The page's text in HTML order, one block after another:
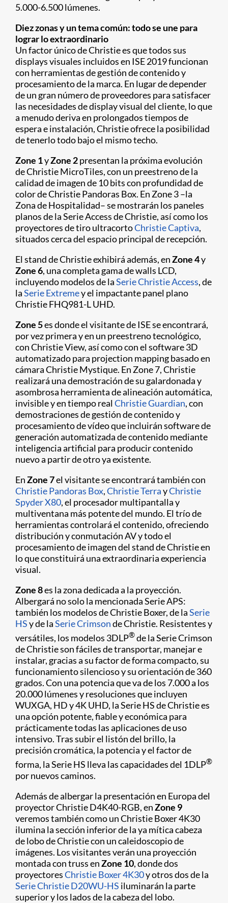
5.000-6.500 lúmenes.
Diez zonas y un tema común: todo se une para
lograr lo extraordinario
Un factor único de Christie es que todos sus
displays visuales incluidos en ISE 2019 funcionan
con herramientas de gestión de contenido y
procesamiento de la marca. En lugar de depender
de un gran número de proveedores para satisfacer
las necesidades de display visual del cliente, lo que
a menudo deriva en prolongados tiempos de
espera e instalación, Christie ofrece la posibilidad
de tenerlo todo bajo el mismo techo.
Zone 1yZone 2presentan la próxima evolución
de Christie MicroTiles, con un preestreno de la
calidad de imagen de 10 bits con profundidad de
color de Christie Pandoras Box. En Zone 3 –la
Zona de Hospitalidad– se mostrarán los paneles
planos de la Serie Access de Christie, así como los
proyectores de tiro ultracortoChristie Captiva,
situados cerca del espacio principal de recepción.
El stand de Christie exhibirá además, enZone 4y
Zone 6, una completa gama de walls LCD,
incluyendo modelos de laSerie Christie Access, de
laSerie Extremey el impactante panel plano
Christie FHQ981-L UHD.
Zone 5es donde el visitante de ISE se encontrará,
por vez primera y en un preestreno tecnológico,
con Christie View, así como con el software 3D
automatizado para projection mapping basado en
cámara Christie Mystique. En Zone 7, Christie
realizará una demostración de su galardonada y
asombrosa herramienta de alineación automática,
invisible y en tiempo realChristie Guardian, con
demostraciones de gestión de contenido y
procesamiento de vídeo que incluirán software de
generación automatizada de contenido mediante
inteligencia artificial para producir contenido
nuevo a partir de otro ya existente.
EnZone 7el visitante se encontrará también con
Christie Pandoras Box,Christie TerrayChristie
Spyder X80, el procesador multipantalla y
multiventana más potente del mundo. El trío de
herramientas controlará el contenido, ofreciendo
distribución y conmutación AV y todo el
procesamiento de imagen del stand de Christie en
lo que constituirá una extraordinaria experiencia
visual.
Zone 8es la zona dedicada a la proyección.
Albergará no solo la mencionada Serie APS:
también los modelos de Christie Boxer, de laSerie
HSy de laSerie Crimsonde Christie. Resistentes y
versátiles, los modelos 3DLP®de la Serie Crimson
de Christie son fáciles de transportar, manejar e
instalar, gracias a su factor de forma compacto, su
funcionamiento silencioso y su orientación de 360
grados. Con una potencia que va de los 7.000 a los
20.000 lúmenes y resoluciones que incluyen
WUXGA, HD y 4K UHD, la Serie HS de Christie es
una opción potente, fiable y económica para
prácticamente todas las aplicaciones de uso
intensivo. Tras subir el listón del brillo, la
precisión cromática, la potencia y el factor de
forma, la Serie HS lleva las capacidades del 1DLP®
por nuevos caminos.
Además de albergar la presentación en Europa del
proyector Christie D4K40-RGB, enZone 9
veremos también como un Christie Boxer 4K30
ilumina la sección inferior de la ya mítica cabeza
de lobo de Christie con un caleidoscopio de
imágenes. Los visitantes verán una proyección
montada con truss enZone 10, donde dos
proyectoresChristie Boxer 4K30y otros dos de la
Serie Christie D20WU-HS iluminarán la parte
superior y los lados de la cabeza del lobo.